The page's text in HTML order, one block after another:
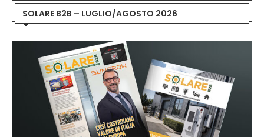
SOLARE B2B – LUGLIO/AGOSTO 2026